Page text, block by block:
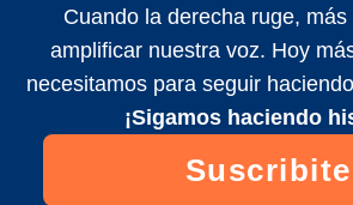
Cuando la derecha ruge,
amplificar nuestra voz. Hoy
necesitamos para seguir
¡Sigamos haciendo
Suscribite